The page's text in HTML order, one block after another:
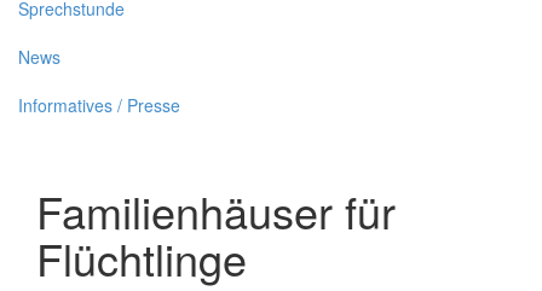
Sprechstunde
News
Informatives / Presse
Familienhäuser für
Flüchtlinge